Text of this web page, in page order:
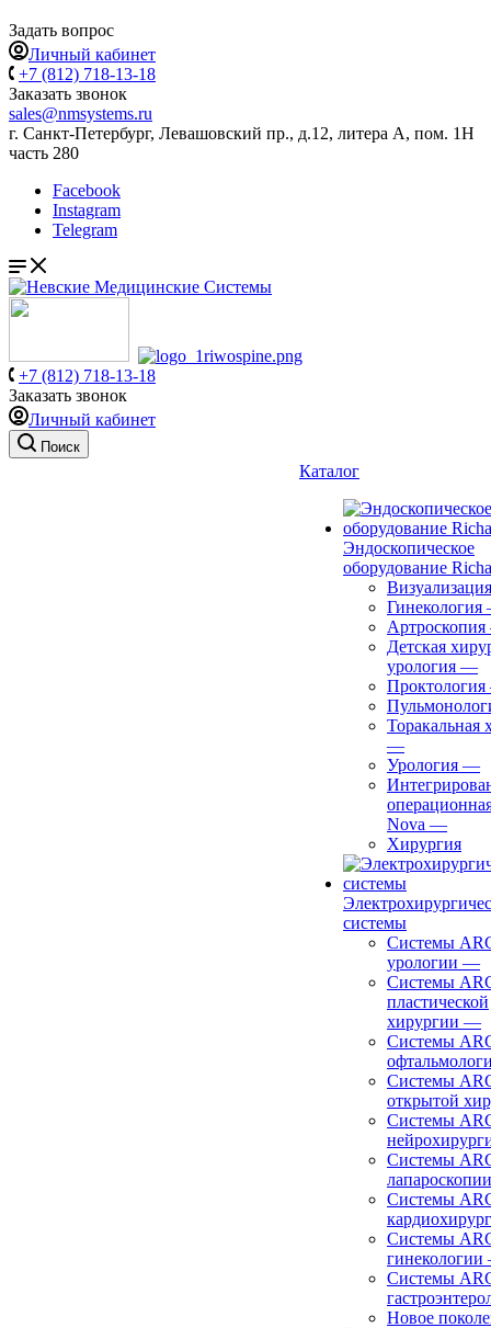
Задать вопрос
Личный кабинет
+7 (812) 718-13-18
Заказать звонок
sales@nmsystems.ru
г. Санкт-Петербург, Левашовский пр., д.12, литера А, пом. 1Н
часть 280
Facebook
Instagram
Telegram
+7 (812) 718-13-18
Заказать звонок
Личный кабинет
Поиск
Каталог
Эндоскопическое
оборудование
Визуализация
Гинекология
Артроскопия
Детская
урология —
Проктология
Торакальная
—
Урология —
Nova —
Хирургия
системы
Системы
урологии —
Системы
пластической
хирургии —
Системы
Системы
открытой
Системы
Системы
лапароскопии
Системы
Системы
гинекологии
Системы
Новое